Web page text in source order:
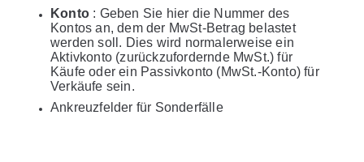
Konto : Geben Sie hier die Nummer des
Kontos an, dem der MwSt-Betrag belastet
werden soll. Dies wird normalerweise ein
Aktivkonto (zurückzufordernde MwSt.) für
Käufe oder ein Passivkonto (MwSt.-Konto) für
Verkäufe sein.
Ankreuzfelder für Sonderfälle